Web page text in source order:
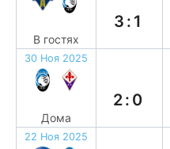
В гостях
3:1
30 Ноя 2025
Дома
2:0
22 Ноя 2025